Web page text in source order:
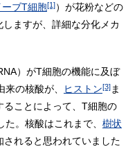
ーブT細胞[1]）が花粉などの
ますが、詳細な分化メカ
）がT細胞の機能に及ぼ
の核酸が、
ヒストン[3] ま
ることによって、T細胞の
。核酸はこれまで、 樹状
れると思われていました